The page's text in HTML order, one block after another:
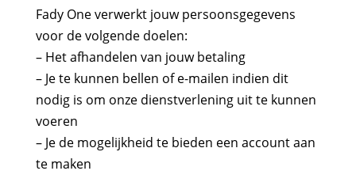
Fady One verwerkt jouw persoonsgegevens
voor de volgende doelen:
– Het afhandelen van jouw betaling
– Je te kunnen bellen of e-mailen indien dit
nodig is om onze dienstverlening uit te kunnen
voeren
– Je de mogelijkheid te bieden een account aan
te maken